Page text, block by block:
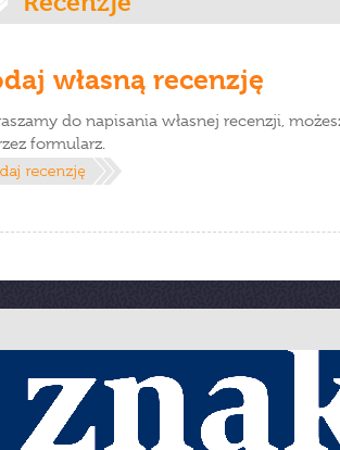
własną recenzję
do napisania własnej recenzji,
formularz.